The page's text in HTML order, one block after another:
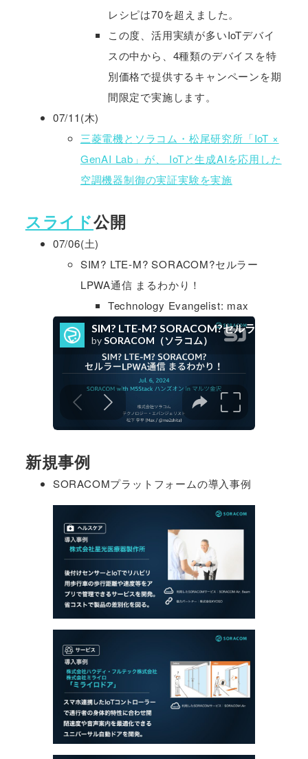
レシピは70を超えました。
この度、活用実績が多いIoTデバイ
スの中から、4種類のデバイスを特
別価格で提供するキャンペーンを期
間限定で実施します。
07/11(木)
三菱電機とソラコム・松尾研究所「IoT ×
GenAI Lab」が、 IoTと生成AIを応用した
空調機器制御の実証実験を実施
スライド公開
07/06(土)
SIM? LTE-M? SORACOM?セルラー
LPWA通信 まるわかり！
Technology Evangelist: max
新規事例
SORACOMプラットフォームの導入事例